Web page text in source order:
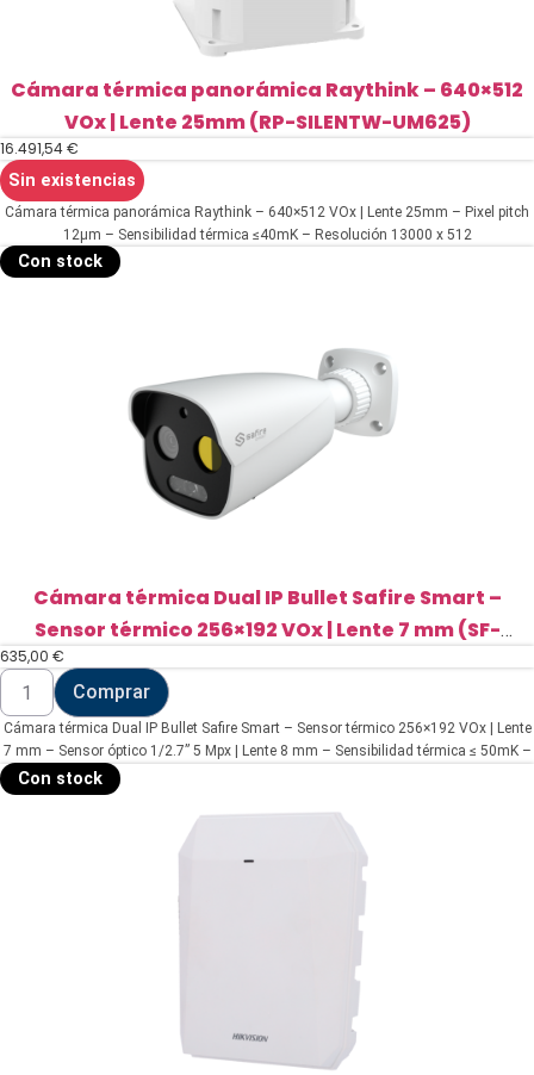
Cámara térmica panorámica Raythink – 640×512
VOx | Lente 25mm (RP-SILENTW-UM625)
16.491,54€
Sin existencias
Cámara térmica panorámica Raythink – 640×512 VOx | Lente 25mm – Pixel pitch
12μm – Sensibilidad térmica ≤40mK – Resolución 13000 x 512
Con stock
Cámara térmica Dual IP Bullet Safire Smart –
Sensor térmico 256×192 VOx | Lente 7 mm (SF-
IPTB256A-7D5)
635,00 €
Cámara
térmica
Dual
IP
Bullet
Safire
Smart
Comprar
Cámara térmica Dual IP Bullet Safire Smart – Sensor térmico 256×192 VOx | Lente
7 mm – Sensor óptico 1/2.7” 5 Mpx | Lente 8 mm – Sensibilidad térmica ≤ 50mK –
AI basado en clasificación de humano y vehículo – Rango medición temp
Con stock